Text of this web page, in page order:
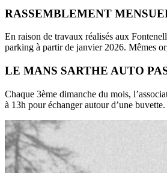
RASSEMBLEMENT
En raison de travaux réalisés aux
parking à partir de janvier 2026. Mêmes
LE MANS SARTHE AUTO
Chaque 3ème dimanche du mois,
à 13h pour échanger autour d’une buvette.